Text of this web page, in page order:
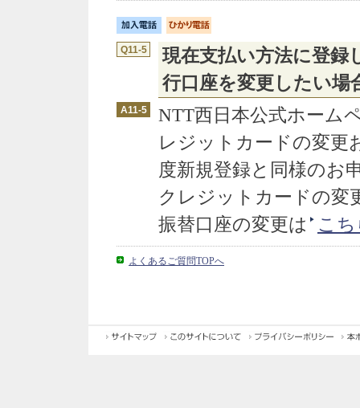
Q11-5
現在支払い方法に登録
行口座を変更したい
A11-5
NTT西日本公式ホーム
レジットカードの変更
度新規登録と同様のお
クレジットカードの変
振替口座の変更は
こ
よくあるご質問TOPへ